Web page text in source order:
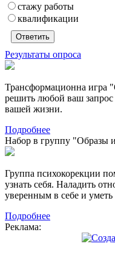
стажу работы
квалификации
Результаты опроса
Трансформационна игра
решить любой ваш
вашей жизни.
Подробнее
Набор в группу "Образы
Группа психокорекции
узнать себя. Наладить
уверенным в себе и
Подробнее
Реклама: